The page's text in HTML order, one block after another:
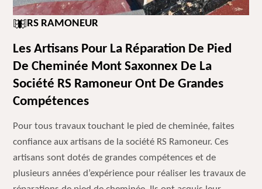
RS RAMONEUR
Les Artisans Pour La Réparation De Pied
De Cheminée Mont Saxonnex De La
Société RS Ramoneur Ont De Grandes
Compétences
Pour tous travaux touchant le pied de cheminée, faites
confiance aux artisans de la société RS Ramoneur. Ces
artisans sont dotés de grandes compétences et de
plusieurs années d’expérience pour réaliser les travaux de